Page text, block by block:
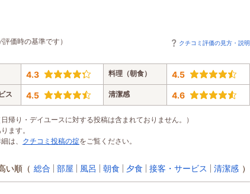
価時の基準です） クチコミ評価の見方・説明
4.3 料理（朝食） 4.5
ス 4.5 清潔感 4.6
帰り・デイユースに対する投稿は含まれておりません。）
ます。
は、 クチコミ投稿の掟をご覧ください。
い順 （ 総合 部屋 風呂 朝食 夕食 接客・サービス 清潔感 ）